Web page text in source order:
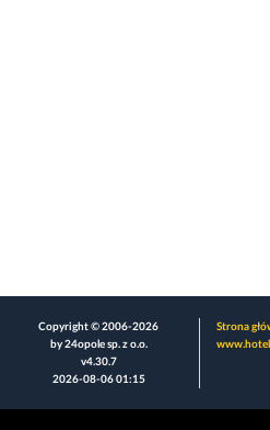
Copyright © 2006-2026
by 24opole sp. z o.o.
v4.30.7
2026-08-06 01:15
Strona